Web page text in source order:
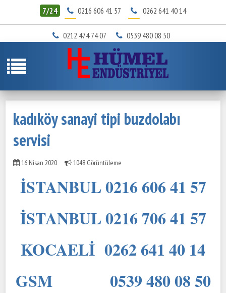
7/24 0216 606 41 57 0262 641 40 14
0212 474 74 07 0539 480 08 50
kadıköy sanayi tipi buzdolabı
servisi
16 Nisan 2020 1048 Görüntüleme
İSTANBUL 0216 606 41 57
İSTANBUL 0216 706 41 57
KOCAELİ 0262 641 40 14
GSM 0539 480 08 50